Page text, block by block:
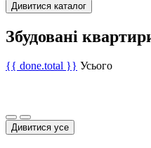
Дивитися каталог
Збудовані
{{ done.total }} Усього
Дивитися усе